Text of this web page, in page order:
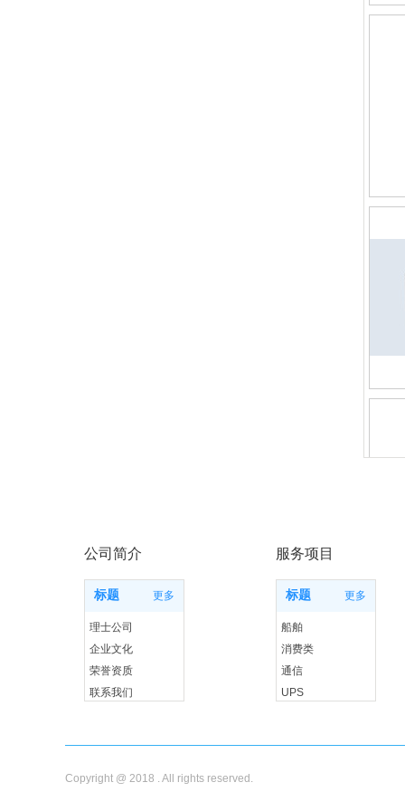
标题 更多
理士公司
企业文化
荣誉资质
联系我们
标题 更多
船舶
消费类
通信
UPS
公司简介 服务项目
Copyright @ 2018 . All rights reserved.